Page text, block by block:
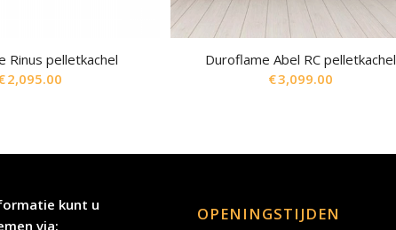
Rinus pelletkachel
2,095.00
Duroflame Abel RC pelletkachel
€3,099.00
kunt u
via:
OPENINGSTIJDEN